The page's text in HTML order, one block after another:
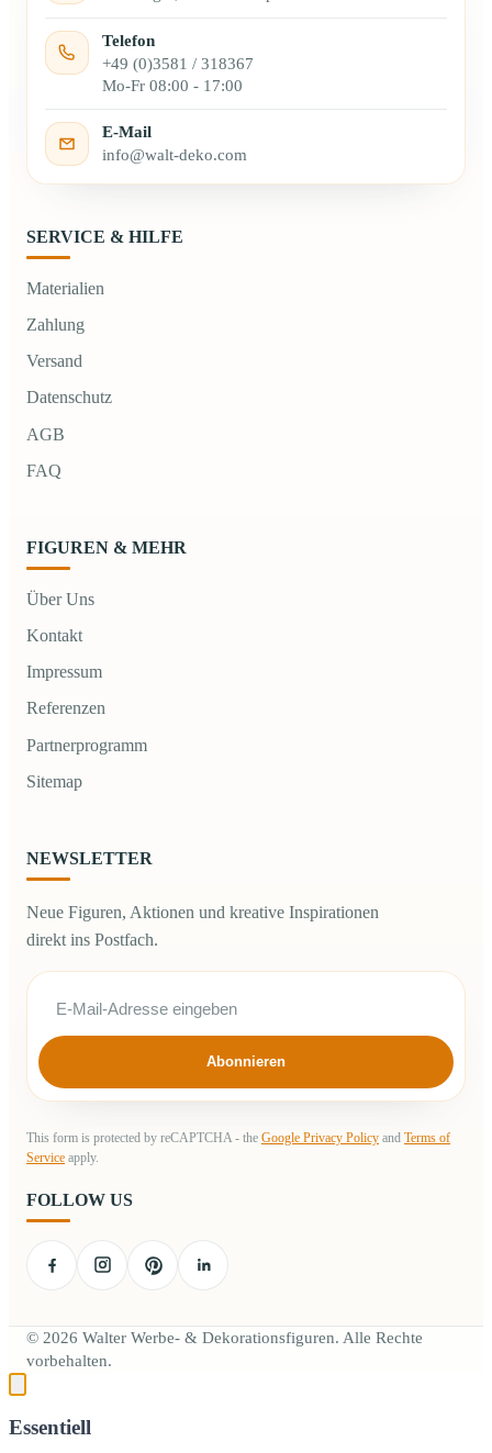
Telefon
+49 (0)3581 / 318367
Mo-Fr 08:00 - 17:00
E-Mail
info@walt-deko.com
SERVICE & HILFE
Materialien
Zahlung
Versand
Datenschutz
AGB
FAQ
FIGUREN & MEHR
Über Uns
Kontakt
Impressum
Referenzen
Partnerprogramm
Sitemap
NEWSLETTER
Neue Figuren, Aktionen und kreative Inspirationen
direkt ins Postfach.
Abonnieren
This form is protected by reCAPTCHA - the Google Privacy Policy and Terms of
Service apply.
FOLLOW US
© 2026 Walter Werbe- & Dekorationsfiguren. Alle Rechte
vorbehalten.
Essentiell